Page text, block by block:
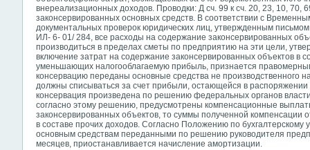
внереализационных доходов. Проводки: Д сч. 99 к сч. 20, 23, 10,
законсервированных основных средств. В соответствии с
документальных проверок юридических лиц, утвержденным
ИЛ- 6- 01/ 284, все расходы на содержание законсервированных
производиться в пределах сметы по предприятию на эти цели,
включение затрат на содержание законсервированных объектов в
уменьшающих налогооблагаемую прибыль, признается
консервацию переданы основные средства не производственного
должны списываться за счет прибыли, остающейся в
консервация произведена по решению федеральных органов
согласно этому решению, предусмотрены компенсационные
законсервированных объектов, то суммы полученной компенсации
в составе прочих доходов. Согласно Положению по бухгалтерскому
основным средствам переданными по решению руководителя
месяцев, приостанавливается начисление амортизации.